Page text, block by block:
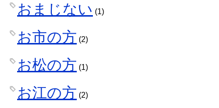
おまじない (1)
お市の方 (2)
お松の方 (1)
お江の方 (2)